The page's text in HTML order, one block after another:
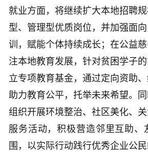
就业方面，将继续扩大本地招聘
型、管理型优质岗位，并加强面
训，赋能个体持续成长；在公益
注本地教育发展，针对贫困学子
立专项教育基金，通过定向资助、
助力教育公平，托举未来希望。
组织开展环境整治、社区美化、
服务活动，积极营造邻里互助、
围，以实际行动践行优秀企业公